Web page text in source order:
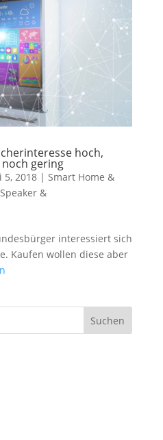
hoch,
gering
5, 2018| Smart Home &
&
interessiert sich
Kaufen wollen diese aber